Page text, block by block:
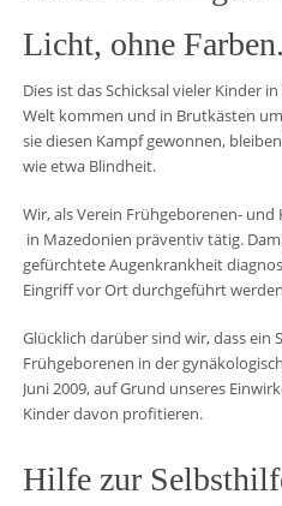
Licht, ohne Farben.
Dies ist das Schicksal vieler Kinder
Welt kommen und in Brutkästen
sie diesen Kampf gewonnen,
wie etwa Blindheit.
Wir, als Verein Frühgeborenen-
in Mazedonien präventiv tätig.
gefürchtete Augenkrankheit
Eingriff vor Ort durchgeführt
Glücklich darüber sind wir, dass ein
Frühgeborenen in der
Juni 2009, auf Grund unseres
Kinder davon profitieren.
Hilfe zur